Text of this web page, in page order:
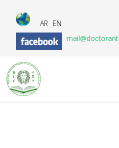
AR EN
mail@doctorant